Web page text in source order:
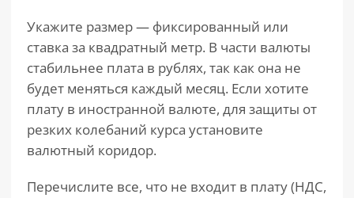
Укажите размер — фиксированный или
ставка за квадратный метр. В части валюты
стабильнее плата в рублях, так как она не
будет меняться каждый месяц. Если хотите
плату в иностранной валюте, для защиты от
резких колебаний курса установите
валютный коридор.
Перечислите все, что не входит в плату (НДС,